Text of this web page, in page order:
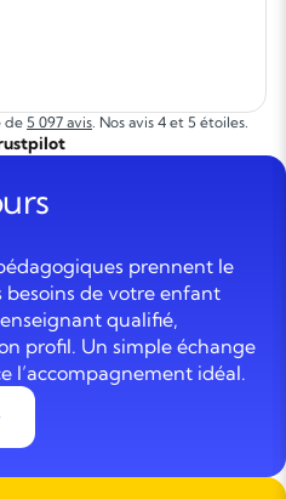
de 5 097 avis . Nos avis 4 et 5 étoiles.
prennent le
de votre enfant
qualifié,
profil. Un simple échange
l’accompagnement idéal.